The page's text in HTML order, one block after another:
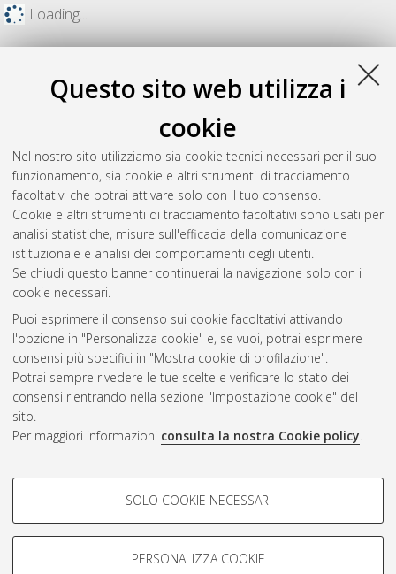
Questo sito web utilizza i
cookie
Nel nostro sito utilizziamo sia cookie tecnici necessari per il suo
funzionamento, sia cookie e altri strumenti di tracciamento
facoltativi che potrai attivare solo con il tuo consenso.
Cookie e altri strumenti di tracciamento facoltativi sono usati per
analisi statistiche, misure sull'efficacia della comunicazione
istituzionale e analisi dei comportamenti degli utenti.
Se chiudi questo banner continuerai la navigazione solo con i
cookie necessari.
Puoi esprimere il consenso sui cookie facoltativi attivando
l'opzione in "Personalizza cookie" e, se vuoi, potrai esprimere
consensi più specifici in "Mostra cookie di profilazione".
Potrai sempre rivedere le tue scelte e verificare lo stato dei
consensi rientrando nella sezione "Impostazione cookie" del
sito.
Per maggiori informazioni consulta la nostra Cookie policy.
COOKIE DI PROFILAZIONE -
Si tratta di cookie utilizzati per analizzare le caratteristiche della
navigazione degli utenti, creare profili in base al loro comportamento
SOLO COOKIE NECESSARI
PERSONALIZZA COOKIE
Loading...
Gestione del documento:
Atom
Rss 1.0
Rss 2.0
AMS Laurea
Impostazioni Cookie
Informativa sulla privacy
Condizioni d’uso del sito